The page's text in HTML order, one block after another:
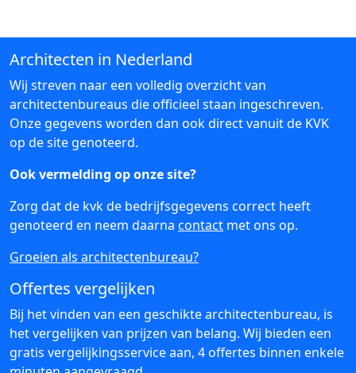
Architecten in Nederland
Wij streven naar een volledig overzicht van
architectenbureaus die officieel staan ingeschreven.
Onze gegevens worden dan ook direct vanuit de KVK
op de site genoteerd.
Ook vermelding op onze site?
Zorg dat de kvk de bedrijfsgegevens correct heeft
genoteerd en neem daarna contact met ons op.
Groeien als architectenbureau?
Offertes vergelijken
Bij het vinden van een geschikte architectenbureau, is
het vergelijken van prijzen van belang. Wij bieden een
gratis vergelijkingsservice aan, 4 offertes binnen enkele